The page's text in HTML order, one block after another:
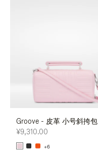
Groove - 皮革 小号斜挎包
¥9,310.00
+6